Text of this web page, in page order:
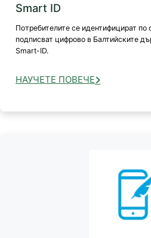
Smart ID
Потребителите се идентифицират по
подписват цифрово в Балтийските
Smart-ID.
НАУЧЕТЕ ПОВЕЧЕ